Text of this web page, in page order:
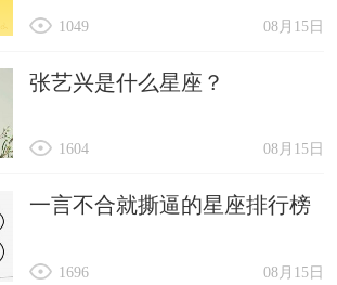
08月15日
1049
张艺兴是什么星座？
08月15日
1604
一言不合就撕逼的星座排行榜
08月15日
1696